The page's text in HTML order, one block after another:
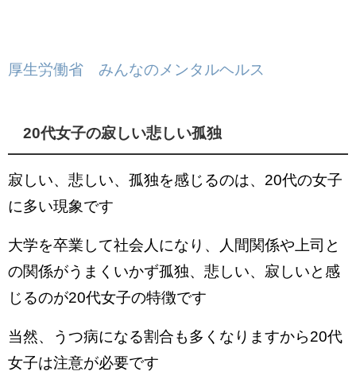
厚生労働省 みんなのメンタルヘルス
20代女子の寂しい悲しい孤独
寂しい、悲しい、孤独を感じるのは、20代の女子
に多い現象です
大学を卒業して社会人になり、人間関係や上司と
の関係がうまくいかず孤独、悲しい、寂しいと感
じるのが20代女子の特徴です
当然、うつ病になる割合も多くなりますから20代
女子は注意が必要です